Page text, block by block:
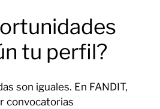
tu perfil?
son iguales. En FANDIT,
convocatorias